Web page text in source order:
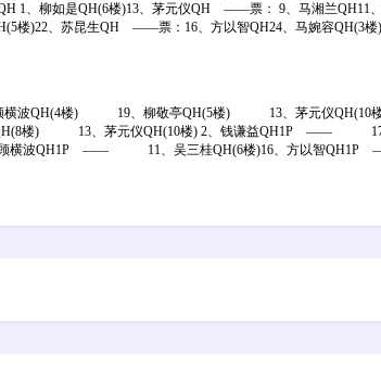
1、柳如是QH(6楼)13、茅元仪QH ——票： 9、马湘兰QH11
楼)22、苏昆生QH ——票：16、方以智QH24、马婉容QH(3
波QH(4楼) 19、柳敬亭QH(5楼) 13、茅元仪
楼) 13、茅元仪QH(10楼) 2、钱谦益QH1P ——
顾横波QH1P —— 11、吴三桂QH(6楼)16、方以智